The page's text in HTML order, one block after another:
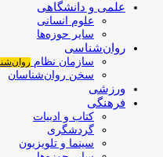
علمی و دانشگاهی
علوم انسانی
سایر حوزه‌ها
روان‌شناسی
سازمان نظام
سخن روان‌شناسان
ورزشی
فرهنگی
کتاب و ادبیات
گردشگری
سینما و تلویزیون